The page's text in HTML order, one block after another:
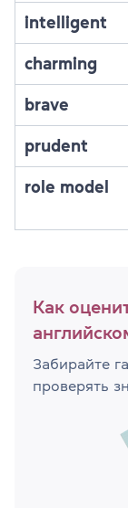
intelligent
charming
brave
prudent
role model
Как
Забирайте
проверять